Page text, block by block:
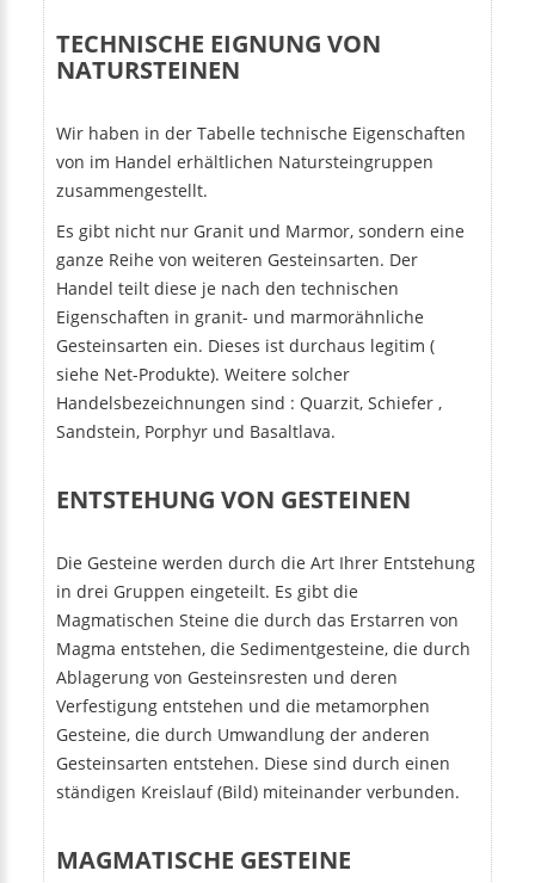
TECHNISCHE EIGNUNG VON
NATURSTEINEN
Wir haben in der Tabelle technische Eigenschaften
von im Handel erhältlichen Natursteingruppen
zusammengestellt.
Es gibt nicht nur Granit und Marmor, sondern eine
ganze Reihe von weiteren Gesteinsarten. Der
Handel teilt diese je nach den technischen
Eigenschaften in granit- und marmorähnliche
Gesteinsarten ein. Dieses ist durchaus legitim (
siehe Net-Produkte). Weitere solcher
Handelsbezeichnungen sind : Quarzit, Schiefer ,
Sandstein, Porphyr und Basaltlava.
ENTSTEHUNG VON GESTEINEN
Die Gesteine werden durch die Art Ihrer Entstehung
in drei Gruppen eingeteilt. Es gibt die
Magmatischen Steine die durch das Erstarren von
Magma entstehen, die Sedimentgesteine, die durch
Ablagerung von Gesteinsresten und deren
Verfestigung entstehen und die metamorphen
Gesteine, die durch Umwandlung der anderen
Gesteinsarten entstehen. Diese sind durch einen
ständigen Kreislauf (Bild) miteinander verbunden.
MAGMATISCHE GESTEINE